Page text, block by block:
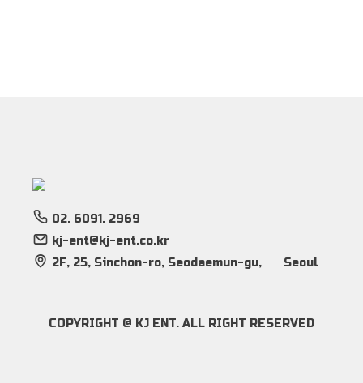
02. 6091. 2969
kj-ent@kj-ent.co.kr
2F, 25, Sinchon-ro, Seodaemun-gu,
Seoul
COPYRIGHT @ KJ ENT. ALL RIGHT RESERVED